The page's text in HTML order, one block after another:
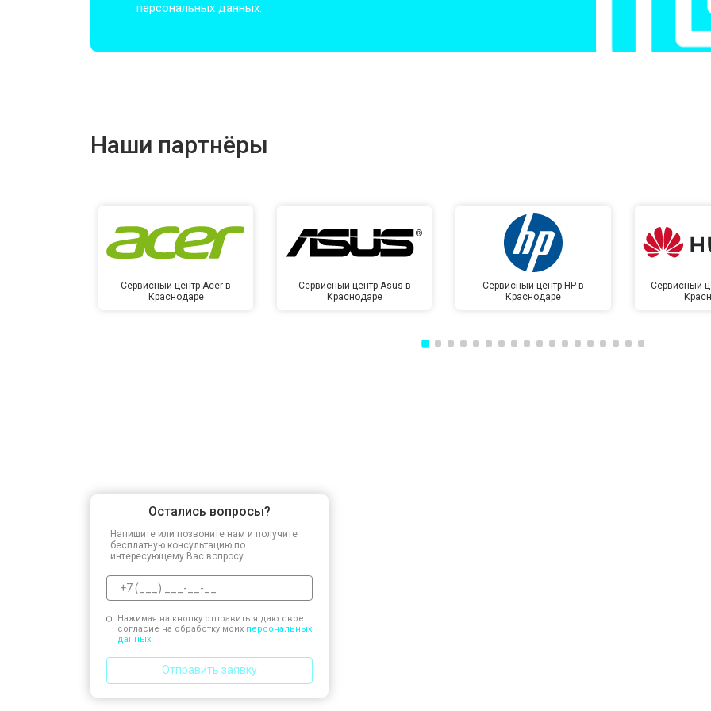
Замена северного моста
персональных данных.
Наши партнёры
Сервисный центр Acer в
Краснодаре
Сервисный центр Asus в
Краснодаре
Сервисный центр HP в
Краснодаре
Сервисный
Остались вопросы?
Напишите или позвоните нам и получите
бесплатную консультацию по
интересующему Вас вопросу.
Нажимая на кнопку отправить я даю свое
согласие на обработку моих персональных
данных.
Отправить заявку